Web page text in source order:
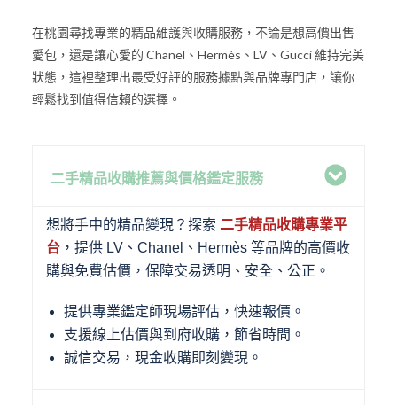
在桃園尋找專業的精品維護與收購服務，不論是想高價出售
愛包，還是讓心愛的 Chanel、Hermès、LV、Gucci 維持完美
狀態，這裡整理出最受好評的服務據點與品牌專門店，讓你
輕鬆找到值得信賴的選擇。
二手精品收購推薦與價格鑑定服務
想將手中的精品變現？探索 二手精品收購專業平
台 ，提供 LV、Chanel、Hermès 等品牌的高價收
購與免費估價，保障交易透明、安全、公正。
提供專業鑑定師現場評估，快速報價。
支援線上估價與到府收購，節省時間。
誠信交易，現金收購即刻變現。